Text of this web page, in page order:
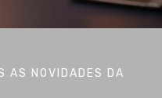
AS NOVIDADES DA